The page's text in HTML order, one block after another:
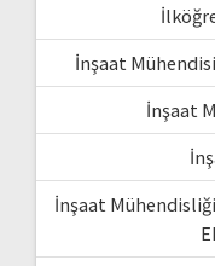
İnşaat
İnşaat
İnşaat